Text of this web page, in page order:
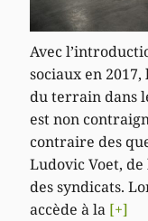
Avec
sociaux en
du terrain dans
est non
contraire des
Ludovic Voet,
des syndicats.
accède à la [+]